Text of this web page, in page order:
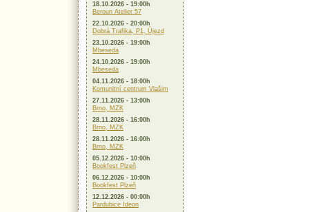
18.10.2026 - 19:00h
Beroun Atelier 57
22.10.2026 - 20:00h
Dobrá Trafika, P1, Újezd
23.10.2026 - 19:00h
Mbeseda
24.10.2026 - 19:00h
Mbeseda
04.11.2026 - 18:00h
Komunitní centrum Vlašim
27.11.2026 - 13:00h
Brno, MZK
28.11.2026 - 16:00h
Brno, MZK
28.11.2026 - 16:00h
Brno, MZK
05.12.2026 - 10:00h
Bookfest Plzeň
06.12.2026 - 10:00h
Bookfest Plzeň
12.12.2026 - 00:00h
Pardubice Ideon